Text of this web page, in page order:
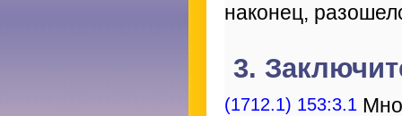
наконец,
3.
(1712.1) 153:3.1